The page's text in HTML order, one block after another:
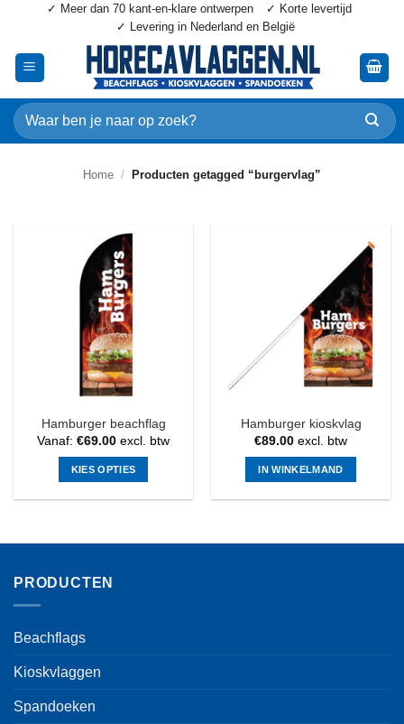
inhoud
✓ Meer dan 70 kant-en-klare ontwerpen
✓ Korte levertijd
✓ Levering in Nederland en België
Zoeken
naar:
Home / Producten getagged “burgervlag”
Hamburger beachflag
Vanaf: €69.00 excl. btw
KIES OPTIES
meerdere
Deze
Hamburger kioskvlag
€89.00 excl. btw
IN WINKELMAND
PRODUCTEN
Beachflags
Kioskvlaggen
Spandoeken